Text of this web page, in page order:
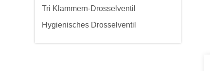
Tri Klammern-Drosselventil
Hygienisches Drosselventil